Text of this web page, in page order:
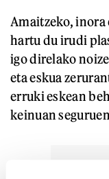
Amaitzeko,
hartu du irudi
igo direlako
eta eskua
erruki eskean
keinuan